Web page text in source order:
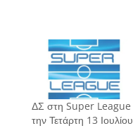
ΔΣ στη Super League
την Τετάρτη 13 Ιουλίου